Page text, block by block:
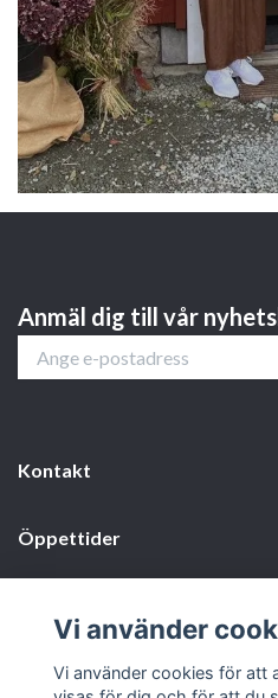
Anmäl dig till vår
Kontakt
Öppettider
Sociala medier
Vi använder
Vi använder cookies för att